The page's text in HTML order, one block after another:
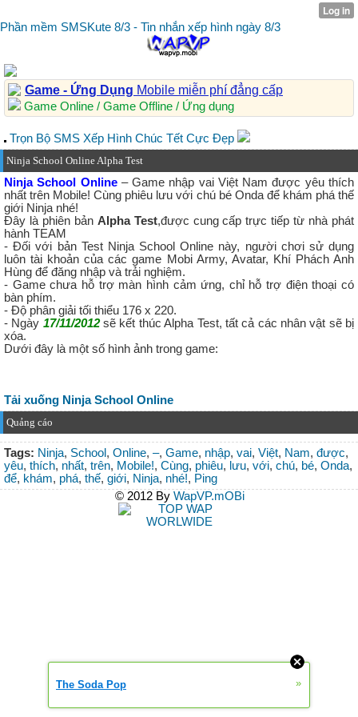
Phần mềm SMSKute 8/3 - Tin nhắn xếp hình ngày 8/3
Game - Ứng Dụng Mobile miễn phí đẳng cấp
Game Online / Game Offline / Ứng dụng
Trọn Bộ SMS Xếp Hình Chúc Tết Cực Đẹp
Ninja School Online Alpha Test
Ninja School Online– Game nhập vai Việt Nam được yêu thích
nhất trên Mobile! Cùng phiêu lưu với chú bé Onda để khám phá thế
giới Ninja nhé!
Đây là phiên bản Alpha Test,được cung cấp trực tiếp từ nhà phát
hành TEAM
- Đối với bản Test Ninja School Online này, người chơi sử dụng
luôn tài khoản của các game Mobi Army, Avatar, Khí Phách Anh
Hùng để đăng nhập và trải nghiệm.
- Game chưa hỗ trợ màn hình cảm ứng, chỉ hỗ trợ điện thoại có
bàn phím.
- Độ phân giải tối thiểu 176 x 220.
- Ngày 17/11/2012sẽ kết thúc Alpha Test, tất cả các nhân vật sẽ bị
xóa.
Dưới đây là một số hình ảnh trong game:
Tải xuống Ninja School Online
Quảng cáo
Tags: Ninja, School , Online, –, Game, nhập, vai, Việt, Nam, được,
yêu, thích, nhất, trên, Mobile!, Cùng, phiêu, lưu, với, chú, bé, Onda,
để, khám, phá, thế, giới, Ninja, nhé!, Ping
© 2012 By WapVP.mOBi
The Soda Pop »